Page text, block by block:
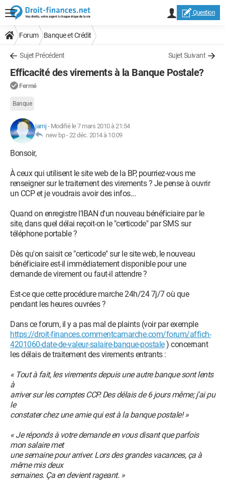
Question
Forum Banque et Crédit
Sujet Précédent Sujet Suivant
Efficacité des virements à la Banque Postale?
Fermé
Banque
jamj - Modifié le 7 mars 2010 à 21:54
new bp -22 déc. 2014 à 10:09
Bonsoir,
À ceux qui utilisent le site web de la BP, pourriez-vous me
renseigner sur le traitement des virements ? Je pense à ouvrir
un CCP et je voudrais avoir des infos...
Quand on enregistre l'IBAN d'un nouveau bénéficiaire par le
site, dans quel délai reçoit-on le "certicode" par SMS sur
téléphone portable ?
Dès qu'on saisit ce "certicode" sur le site web, le nouveau
bénéficiaire est-il immédiatement disponible pour une
demande de virement ou faut-il attendre ?
Est-ce que cette procédure marche 24h/24 7j/7 où que
pendant les heures ouvrées ?
Dans ce forum, il y a pas mal de plaints (voir par exemple
https://droit-finances.commentcamarche.com/forum/affich-
4201060-date-de-valeur-salaire-banque-postale) concernant
les délais de traitement des virements entrants :
« Tout à fait, les virements depuis une autre banque sont lents
à
arriver sur les comptes CCP. Des délais de 6 jours même; j'ai pu
le
constater chez une amie qui est à la banque postale! »
« Je réponds à votre demande en vous disant que parfois
mon salaire met
une semaine pour arriver. Lors des grandes vacances, ça à
même mis deux
semaines. Ça en devient rageant. »